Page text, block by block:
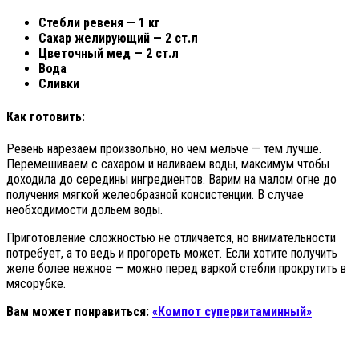
Стебли ревеня — 1 кг
Сахар желирующий — 2 ст.л
Цветочный мед — 2 ст.л
Вода
Сливки
Как готовить:
Ревень нарезаем произвольно, но чем мельче — тем лучше.
Перемешиваем с сахаром и наливаем воды, максимум чтобы
доходила до середины ингредиентов. Варим на малом огне до
получения мягкой желеобразной консистенции. В случае
необходимости дольем воды.
Приготовление сложностью не отличается, но внимательности
потребует, а то ведь и прогореть может. Если хотите получить
желе более нежное — можно перед варкой стебли прокрутить в
мясорубке.
Вам может понравиться: «Компот супервитаминный»